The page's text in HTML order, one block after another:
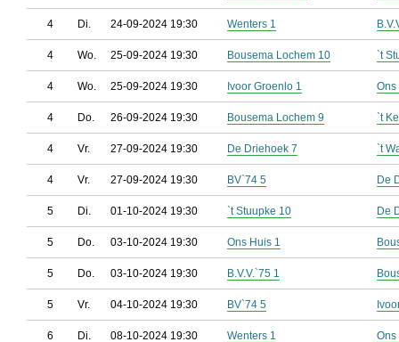
4 Di. 24-09-2024 19:30 Wenters 1
4 Wo. 25-09-2024 19:30 Bousema Lochem 10 `t
4 Wo. 25-09-2024 19:30 Ivoor Groenlo 1 Ons
4 Do. 26-09-2024 19:30 Bousema Lochem 9 `t
4 Vr. 27-09-2024 19:30 De Driehoek 7 `t
4 Vr. 27-09-2024 19:30 BV`74 5 De
5 Di. 01-10-2024 19:30 `t Stuupke 10 De
5 Do. 03-10-2024 19:30 Ons Huis 1
5 Do. 03-10-2024 19:30 B.V.V.`75 1
5 Vr. 04-10-2024 19:30 BV`74 5
6 Di. 08-10-2024 19:30 Wenters 1 Ons